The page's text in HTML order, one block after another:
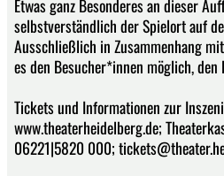
Etwas ganz Besonderes an dieser
selbstverständlich der Spielort auf
Ausschließlich in Zusammenhang
es den Besucher*innen möglich, den
Tickets und Informationen zur
www.theaterheidelberg.de;
06221|5820 000;